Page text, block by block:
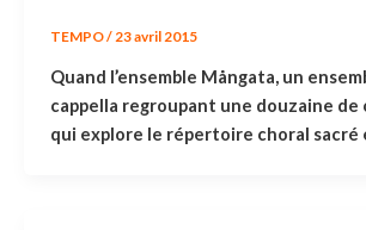
TEMPO/ 23 avril 2015
Quand l’ensemble Mångata, un
cappella regroupant une douzaine de
qui explore le répertoire choral sacré